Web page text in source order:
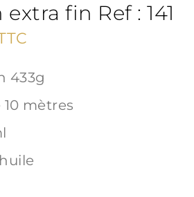
fin Ref : 141
433g
mètres